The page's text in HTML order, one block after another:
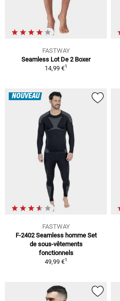
FASTWAY
Seamless Lot De 2 Boxer
14,99 €1
NOUVEAU
FASTWAY
F-2402 Seamless homme Set
de sous-vêtements
fonctionnels
49,99 €1